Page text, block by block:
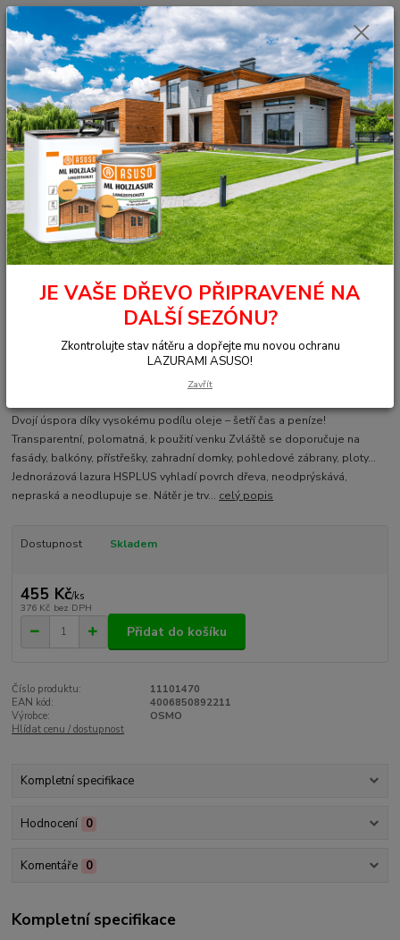
Menu
Hledat
+420 377 441 961 0ks
za 0,00 Kč
Úvod OSMO - přírodní oleje Na dřevo ven Fasády
Jednorázová
lazura HS plus
9221 Lazura HS Borovice 0,125 l
9221 Lazura HS Borovice 0,125 l
Ohodnotit produkt
Dvojí úspora díky vysokému podílu oleje – šetří čas a peníze!
Transparentní, polomatná, k použití venku Zvláště se doporučuje na
fasády, balkóny, přístřešky, zahradní domky, pohledové zábrany, ploty…
Jednorázová lazura HSPLUS vyhladí povrch dřeva, neodprýskává,
nepraská a neodlupuje se. Nátěr je trv... celý popis
Dostupnost Skladem
455 Kč/ks
376 Kč bez DPH
Přidat do košíku
Číslo produktu:
11101470
EAN kód:
4006850892211
Výrobce:
OSMO
Hlídat cenu / dostupnost
Kompletní specifikace
Hodnocení 0
Komentáře 0
Kompletní specifikace
JE VAŠE DŘEVO PŘIPRAVENÉ NA
DALŠÍ SEZÓNU?
Zkontrolujte stav nátěru a dopřejte mu novou ochranu
LAZURAMI ASUSO!
Zavřít